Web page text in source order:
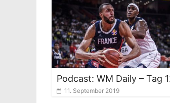
Podcast: WM Daily – Tag
11. September 2019